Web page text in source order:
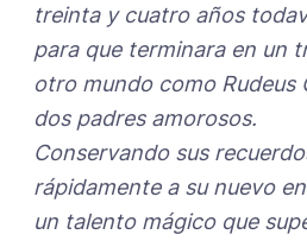
treinta y cuatro años
para que terminara en un
otro mundo como Rudeus
dos padres amorosos.
Conservando sus
rápidamente a su nuevo
un talento mágico que